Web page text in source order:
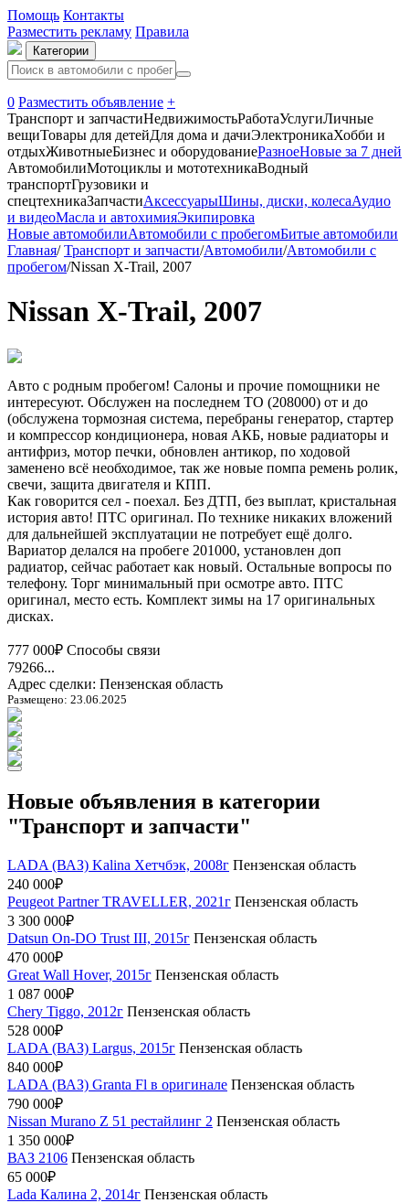
Помощь Контакты
Разместить рекламу Правила
Категории
0 Разместить объявление +
Транспорт и запчастиНедвижимостьРаботаУслугиЛичные
вещиТовары для детейДля дома и дачиЭлектроникаХобби и
отдыхЖивотныеБизнес и оборудованиеРазноеНовые за 7 дней
АвтомобилиМотоциклы и мототехникаВодный
транспортГрузовики и
спецтехникаЗапчастиАксессуарыШины, диски, колесаАудио
и видеоМасла и автохимияЭкипировка
Новые автомобилиАвтомобили с пробегомБитые автомобили
Главная/ Транспорт и запчасти/Автомобили/Автомобили с
пробегом/Nissan X-Trail, 2007
Nissan X-Trail, 2007
Авто с родным пробегом! Салоны и прочие помощники не
интересуют. Обслужен на последнем ТО (208000) от и до
(обслужена тормозная система, перебраны генератор, стартер
и компрессор кондиционера, новая АКБ, новые радиаторы и
антифриз, мотор печки, обновлен антикор, по ходовой
заменено всё необходимое, так же новые помпа ремень ролик,
свечи, защита двигателя и КПП.
Как говорится сел - поехал. Без ДТП, без выплат, кристальная
история авто! ПТС оригинал. По технике никаких вложений
для дальнейшей эксплуатации не потребует ещё долго.
Вариатор делался на пробеге 201000, установлен доп
радиатор, сейчас работает как новый. Остальные вопросы по
телефону. Торг минимальный при осмотре авто. ПТС
оригинал, место есть. Комплект зимы на 17 оригинальных
дисках.
777 000₽ Способы связи
79266...
Адрес сделки: Пензенская область
Размещено: 23.06.2025
Новые объявления в категории
"Транспорт и запчасти"
LADA (ВАЗ) Kalina Хетчбэк, 2008г Пензенская область
240 000₽
Peugeot Partner TRAVELLER, 2021г Пензенская область
3 300 000₽
Datsun On-DO Trust III, 2015г Пензенская область
470 000₽
Great Wall Hover, 2015г Пензенская область
1 087 000₽
Chery Tiggo, 2012г Пензенская область
528 000₽
LADA (ВАЗ) Largus, 2015г Пензенская область
840 000₽
LADA (ВАЗ) Granta Fl в оригинале Пензенская область
790 000₽
Nissan Murano Z 51 рестайлинг 2 Пензенская область
1 350 000₽
ВАЗ 2106 Пензенская область
65 000₽
Lada Калина 2, 2014г Пензенская область